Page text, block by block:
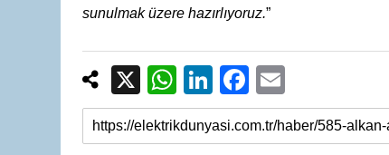
sunulmak üzere hazırlıyoruz.”
X W
h
at
Li
n
k
F
a
c
E
m
ail